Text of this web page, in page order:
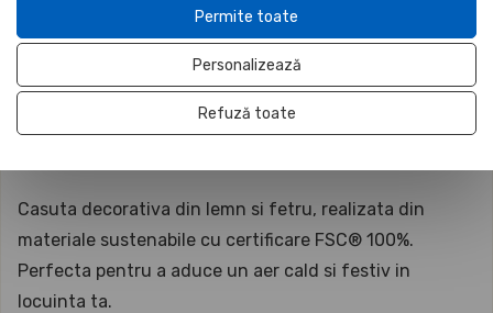
Casuta ornament din
lemn si fetru
Casuta decorativa din lemn si fetru, realizata din
materiale sustenabile cu certificare FSC® 100%.
Perfecta pentru a aduce un aer cald si festiv in
locuinta ta.
Permite toate
Personalizează
Refuză toate